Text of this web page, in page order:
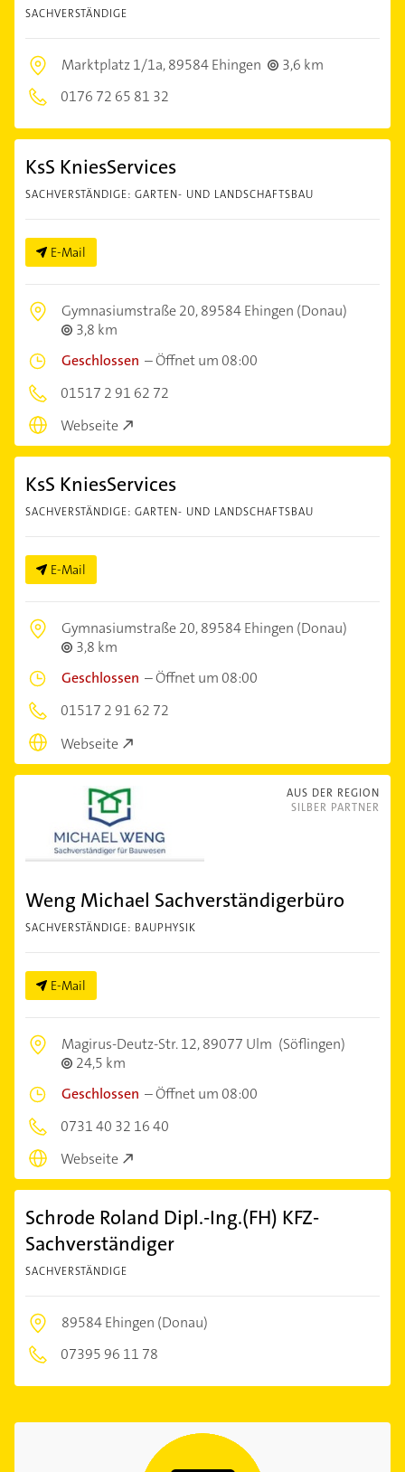
SACHVERSTÄNDIGE
Marktplatz 1/1a,89584 Ehingen
3,6 km
0176 72 65 81 32
KsS KniesServices
SACHVERSTÄNDIGE: GARTEN- UND LANDSCHAFTSBAU
E-Mail
Gymnasiumstraße 20,89584 Ehingen (Donau)
3,8 km
Geschlossen –Öffnet um 08:00
01517 2 91 62 72
Webseite
KsS KniesServices
SACHVERSTÄNDIGE: GARTEN- UND LANDSCHAFTSBAU
E-Mail
Gymnasiumstraße 20,89584 Ehingen (Donau)
3,8 km
Geschlossen –Öffnet um 08:00
01517 2 91 62 72
Webseite
AUS DER REGION
SILBER PARTNER
Weng Michael Sachverständigerbüro
SACHVERSTÄNDIGE: BAUPHYSIK
E-Mail
Magirus-Deutz-Str. 12,89077 Ulm (Söflingen)
24,5 km
Geschlossen –Öffnet um 08:00
0731 40 32 16 40
Webseite
Schrode Roland Dipl.-Ing.(FH) KFZ-
Sachverständiger
SACHVERSTÄNDIGE
89584 Ehingen (Donau)
07395 96 11 78